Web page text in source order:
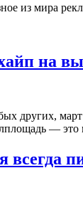
из мира
на
других,
—